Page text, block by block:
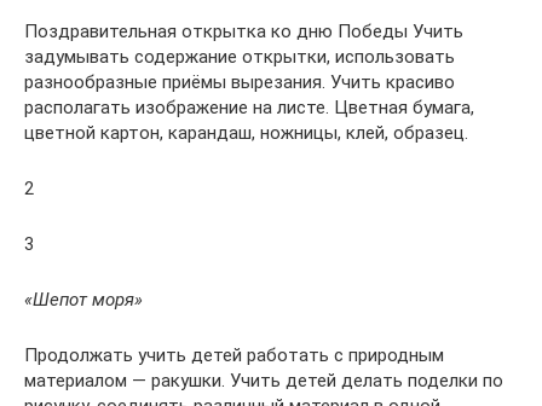
Поздравительная открытка ко дню Победы Учить
задумывать содержание открытки, использовать
разнообразные приёмы вырезания. Учить красиво
располагать изображение на листе. Цветная бумага,
цветной картон, карандаш, ножницы, клей, образец.
2
3
«Шепот моря»
Продолжать учить детей работать с природным
материалом — ракушки. Учить детей делать поделки по